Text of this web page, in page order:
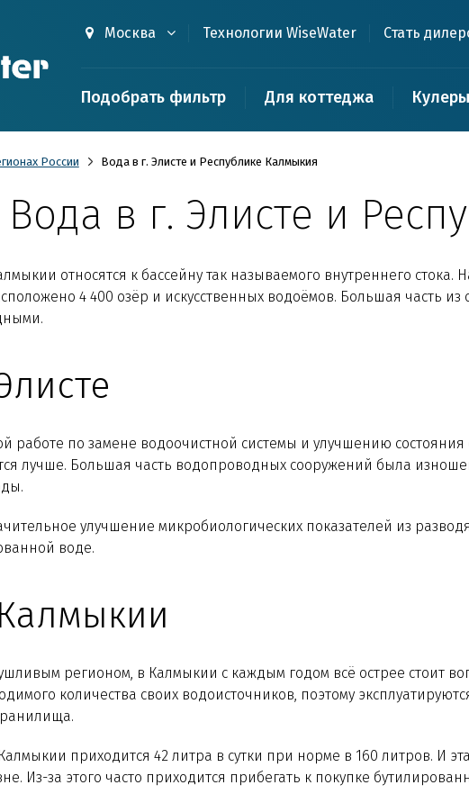
Москва Технологии WiseWater Стать
Подобрать фильтр Для коттеджа
России Вода в г. Элисте и Республике Калмыкия
Вода в г. Элисте и
относятся к бассейну так называемого внутреннего
4 400 озёр и искусственных водоёмов. Большая часть
работе по замене водоочистной системы и улучшению
лучше. Большая часть водопроводных сооружений была
улучшение микробиологических показателей из
воде.
регионом, в Калмыкии с каждым годом всё острее стоит
количества своих водоисточников, поэтому
приходится 42 литра в сутки при норме в 160 литров. И
Из-за этого часто приходится прибегать к покупке